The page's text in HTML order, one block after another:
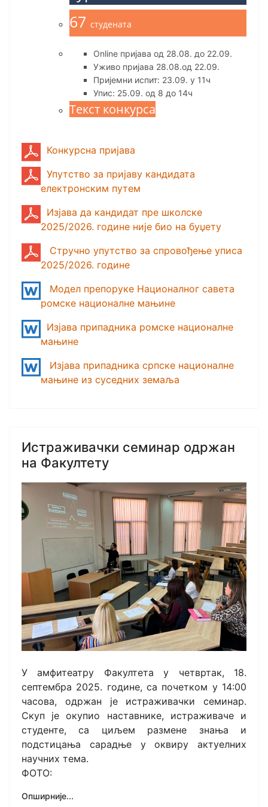
67 студената
Online пријава од 28.08. до 22.09.
Уживо пријава 28.08.од 22.09.
Пријемни испит: 23.09. у 11ч
Упис: 25.09. од 8 до 14ч
Текст конкурса
Конкурсна пријава
Упутство за пријаву кандидата
електронским путем
Изјава да кандидат пре школске
2025/2026. године није био на буџету
Стручно упутство за спровођење уписа
2025/2026. године
Модел препоруке Националног савета
ромске националне мањине
Изјава припадника ромске националне
мањине
Изјава припадника српске националне
мањине из суседних земаља
Истраживачки семинар одржан
на Факултету
У амфитеатру Факултета у четвртак, 18.
септембра 2025. године, са почетком у 14:00
часова, одржан је истраживачки семинар.
Скуп је окупио наставнике, истраживаче и
студенте, са циљем размене знања и
подстицања сарадње у оквиру актуелних
научних тема.
ФОТО:
Опширније...